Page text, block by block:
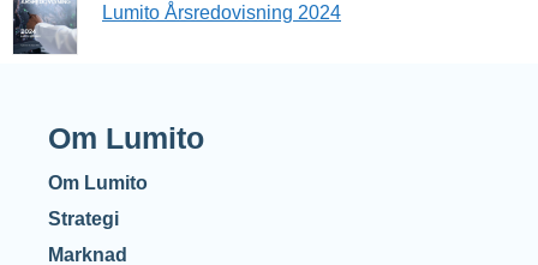
Lumito Årsredovisning 2024
Om Lumito
Om Lumito
Strategi
Marknad